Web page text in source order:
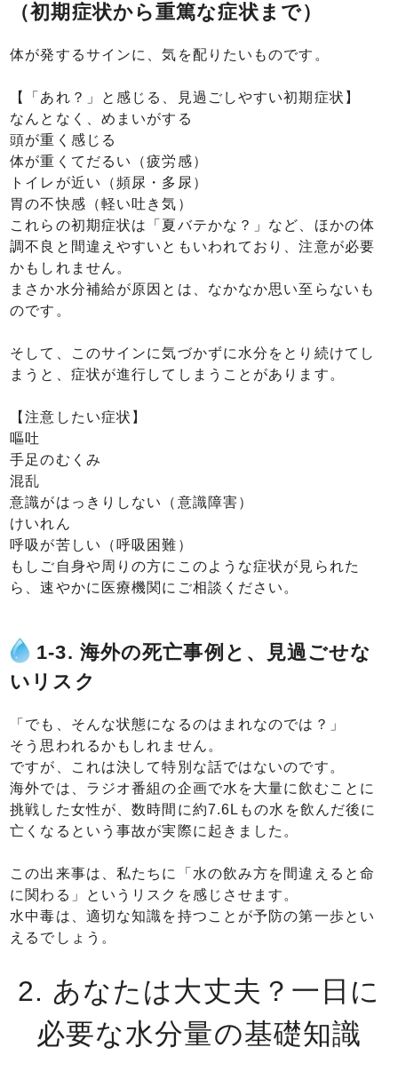
（初期症状から重篤な症状まで）
体が発するサインに、気を配りたいものです。
【「あれ？」と感じる、見過ごしやすい初期症状】
なんとなく、めまいがする
頭が重く感じる
体が重くてだるい（疲労感）
トイレが近い（頻尿・多尿）
胃の不快感（軽い吐き気）
これらの初期症状は「夏バテかな？」など、ほかの体
調不良と間違えやすいともいわれており、注意が必要
かもしれません。
まさか水分補給が原因とは、なかなか思い至らないも
のです。
そして、このサインに気づかずに水分をとり続けてし
まうと、症状が進行してしまうことがあります。
【注意したい症状】
嘔吐
手足のむくみ
混乱
意識がはっきりしない（意識障害）
けいれん
呼吸が苦しい（呼吸困難）
もしご自身や周りの方にこのような症状が見られた
ら、速やかに医療機関にご相談ください。
1-3. 海外の死亡事例と、見過ごせな
いリスク
「でも、そんな状態になるのはまれなのでは？」
そう思われるかもしれません。
ですが、これは決して特別な話ではないのです。
海外では、ラジオ番組の企画で水を大量に飲むことに
挑戦した女性が、数時間に約7.6Lもの水を飲んだ後に
亡くなるという事故が実際に起きました。
この出来事は、私たちに「水の飲み方を間違えると命
に関わる」というリスクを感じさせます。
水中毒は、適切な知識を持つことが予防の第一歩とい
えるでしょう。
2. あなたは大丈夫？一日に
必要な水分量の基礎知識